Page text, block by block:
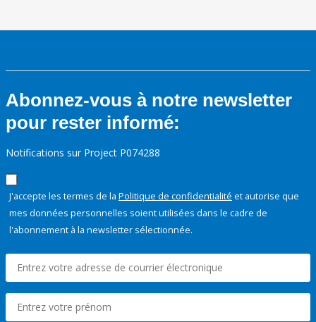
Abonnez-vous à notre newsletter
pour rester informé:
Notifications sur Project P074288
J'accepte les termes de la Politique de confidentialité et autorise que
mes données personnelles soient utilisées dans le cadre de
l'abonnement à la newsletter sélectionnée.